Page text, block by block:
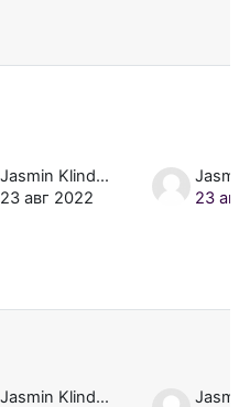
Jasmin Klindžić
23 авг 2022
23
Jasmin Klindžić